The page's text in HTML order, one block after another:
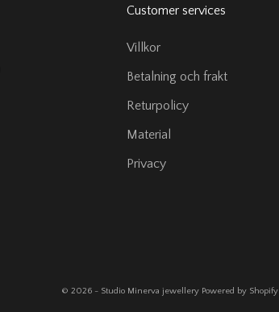
Customer services
Villkor
Betalning och frakt
Returpolicy
Material
Privacy
© 2026 - Studio Minerva jewellery Powered by Shopify